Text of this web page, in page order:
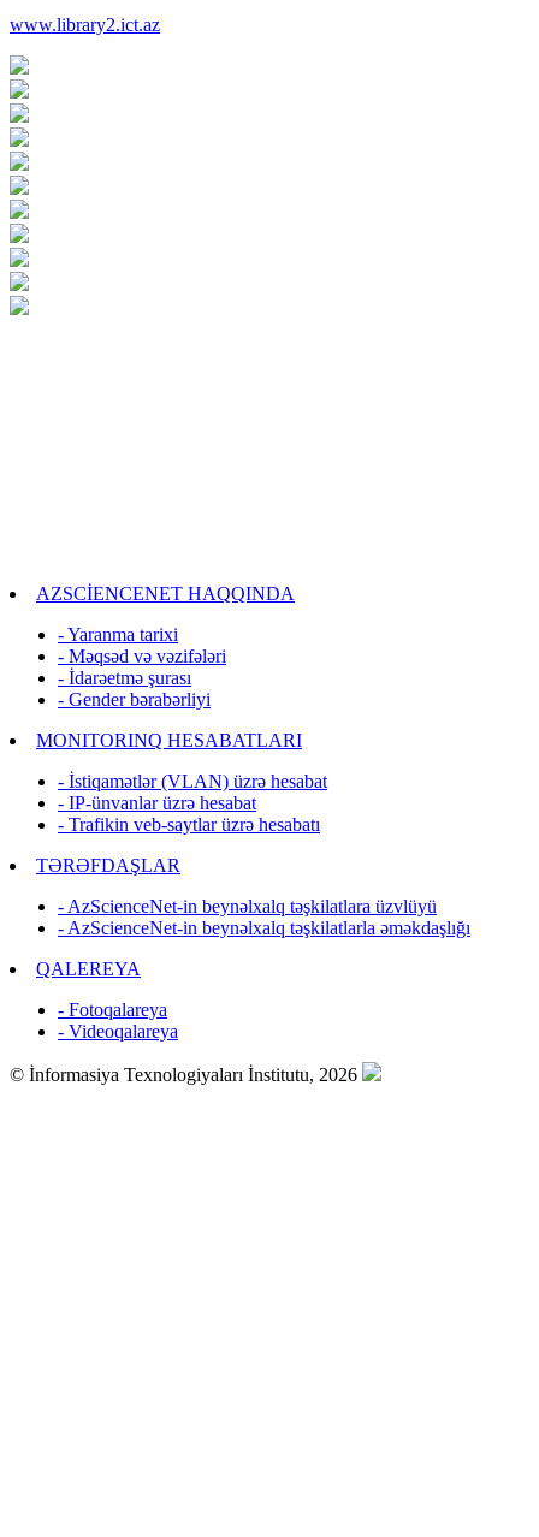
www.library2.ict.az
AZSCİENCENET HAQQINDA
- Yaranma tarixi
- Məqsəd və vəzifələri
- İdarəetmə şurası
- Gender bərabərliyi
MONITORINQ HESABATLARI
- İstiqamətlər (VLAN) üzrə hesabat
- IP-ünvanlar üzrə hesabat
- Trafikin veb-saytlar üzrə hesabatı
TƏRƏFDAŞLAR
- AzScienceNet-in beynəlxalq təşkilatlara üzvlüyü
- AzScienceNet-in beynəlxalq təşkilatlarla əməkdaşlığı
QALEREYA
- Fotoqalareya
- Videoqalareya
© İnformasiya Texnologiyaları İnstitutu, 2026